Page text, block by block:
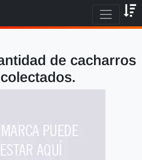
de cacharros